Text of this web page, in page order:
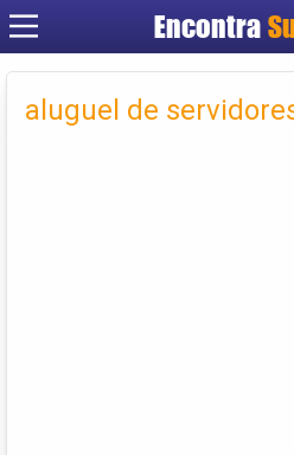
Encontra
Criar
aluguel de